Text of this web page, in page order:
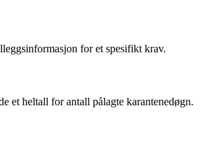
for et spesifikt krav.
et heltall for antall pålagte karantenedøgn.